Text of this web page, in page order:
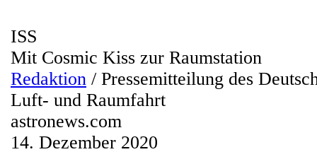
ISS
Mit Cosmic Kiss zur Raumstation
Redaktion / Pressemitteilung des
Luft- und Raumfahrt
astronews.com
14. Dezember 2020